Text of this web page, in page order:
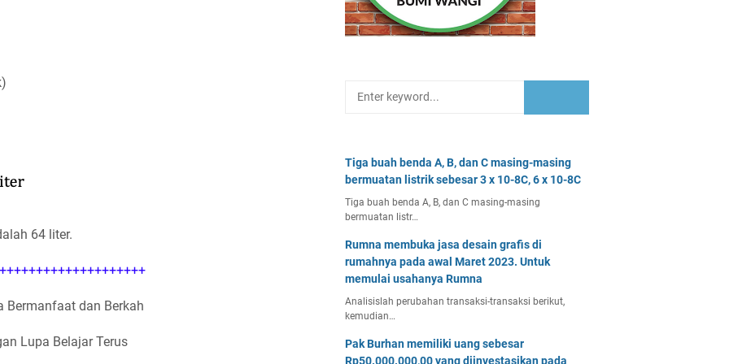
64 liter.
Bermanfaat dan Berkah
Lupa Belajar Terus
Tiga buah benda A, B, dan C masing-masing
bermuatan listrik sebesar 3 x 10-8C, 6 x 10-8C
Tiga buah benda A, B, dan C masing-masing
bermuatan listr…
Rumna membuka jasa desain grafis di
rumahnya pada awal Maret 2023. Untuk
memulai usahanya Rumna
Analisislah perubahan transaksi-transaksi berikut,
kemudian…
Pak Burhan memiliki uang sebesar
Rp50.000.000,00 yang diinvestasikan pada